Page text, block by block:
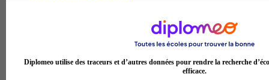
BTS Communication à Bordeaux
Master Psychologie à Angers
Diplomeo utilise des traceurs et d’autres données pour rendre la recherche
efficace.